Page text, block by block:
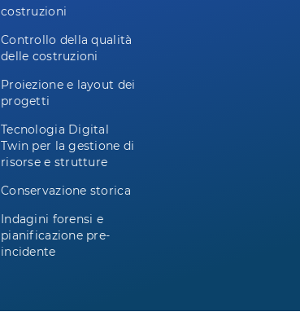
costruzioni
Controllo della qualità
delle costruzioni
Proiezione e layout dei
progetti
Tecnologia Digital
Twin per la gestione di
risorse e strutture
Conservazione storica
Indagini forensi e
pianificazione pre-
incidente